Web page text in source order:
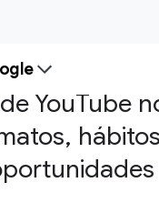
YouTube